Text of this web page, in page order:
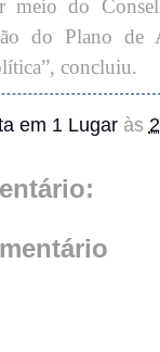
meio do
do Plano de
concluiu.
em 1 Lugar às